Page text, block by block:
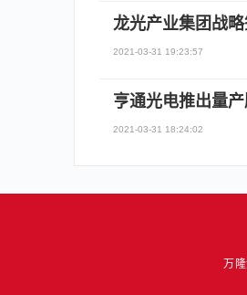
龙光产业集团战
2021-03-31 19:23:57
亨通光电推出量
2021-03-31 18:24:02
万